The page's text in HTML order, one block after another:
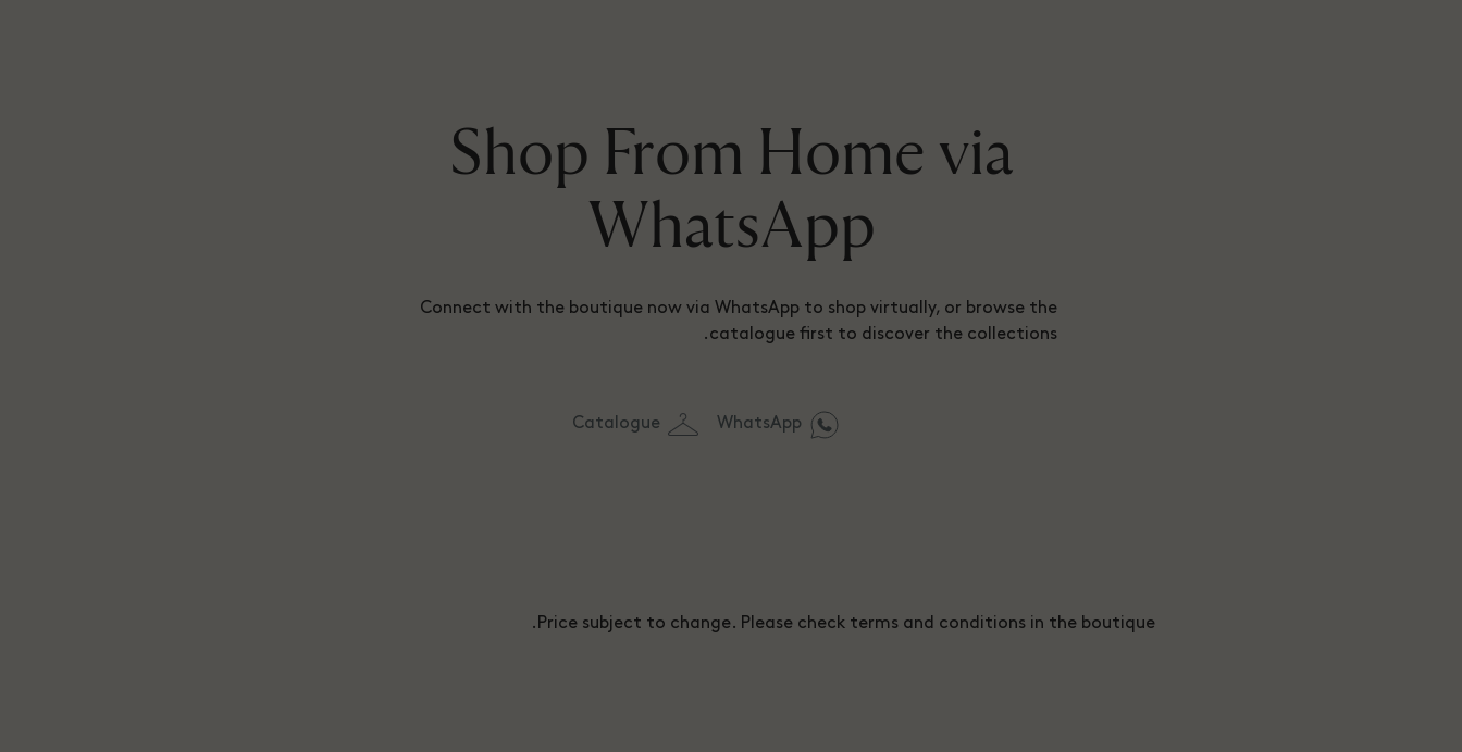
Shop From Home via
WhatsApp
Connect with the boutique now via WhatsApp to shop virtually, or browse the
catalogue first to discover the collections.
WhatsApp
Catalogue
Price subject to change. Please check terms and conditions in the boutique.